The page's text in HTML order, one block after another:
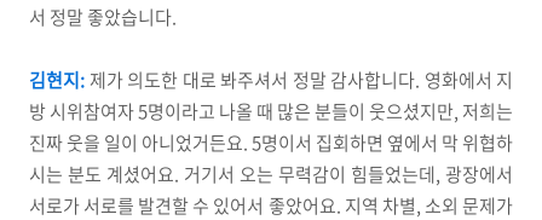
서 정말 좋았습니다.
김현지: 제가 의도한 대로 봐주셔서 정말 감사합니다. 영화에서 지
방 시위참여자 5명이라고 나올 때 많은 분들이 웃으셨지만, 저희는
진짜 웃을 일이 아니었거든요. 5명이서 집회하면 옆에서 막 위협하
시는 분도 계셨어요. 거기서 오는 무력감이 힘들었는데, 광장에서
서로가 서로를 발견할 수 있어서 좋았어요. 지역 차별, 소외 문제가